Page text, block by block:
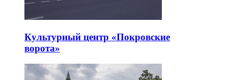
Культурный центр «Покровские
ворота»